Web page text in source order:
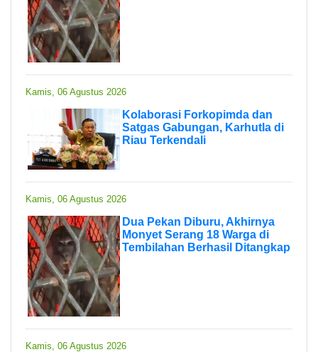
Kamis, 06 Agustus 2026
Kolaborasi Forkopimda dan
Satgas Gabungan, Karhutla di
Riau Terkendali
Kamis, 06 Agustus 2026
Dua Pekan Diburu, Akhirnya
Monyet Serang 18 Warga di
Tembilahan Berhasil Ditangkap
Kamis, 06 Agustus 2026